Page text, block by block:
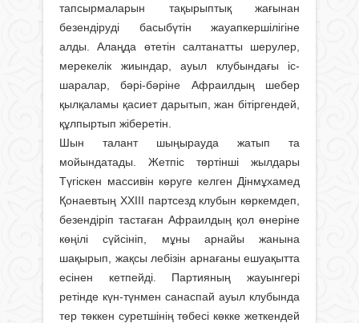
тапсырмаларын тақырыптық жағынан
безендіруді басыбүтін жауапкершілігіне
алды. Алаңда өтетін салтанатты шерулер,
мерекелік жиындар, ауыл клубындағы іс-
шаралар, бәрі-бәріне Афраилдың шебер
қылқаламы қасиет дарытып, жан бітіргендей,
құлпыртып жіберетін.
Шын талант шыңырауда жатып та
мойындатады. Жетпіс төртінші жылдары
Түгіскен массивін көруге келген Дін­мұха­мед
Қонаевтың ХХІІІ партсезд клубын көркемдеп,
безендіріп тастаған Афраилдың қол өнеріне
көңілі сүйсініп, мұны арнайы жанына
шақырып, жақсы лебізін арнағаны ешуақытта
есінен кетпейді. Партияның жауынгері
ретінде күн-түнмен санаспай ауыл клубында
тер төккен суретшінің төбесі көкке жеткендей